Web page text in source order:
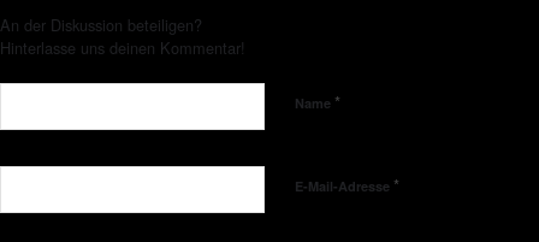
An der Diskussion beteiligen?
Hinterlasse uns deinen Kommentar!
Name *
E-Mail-Adresse *